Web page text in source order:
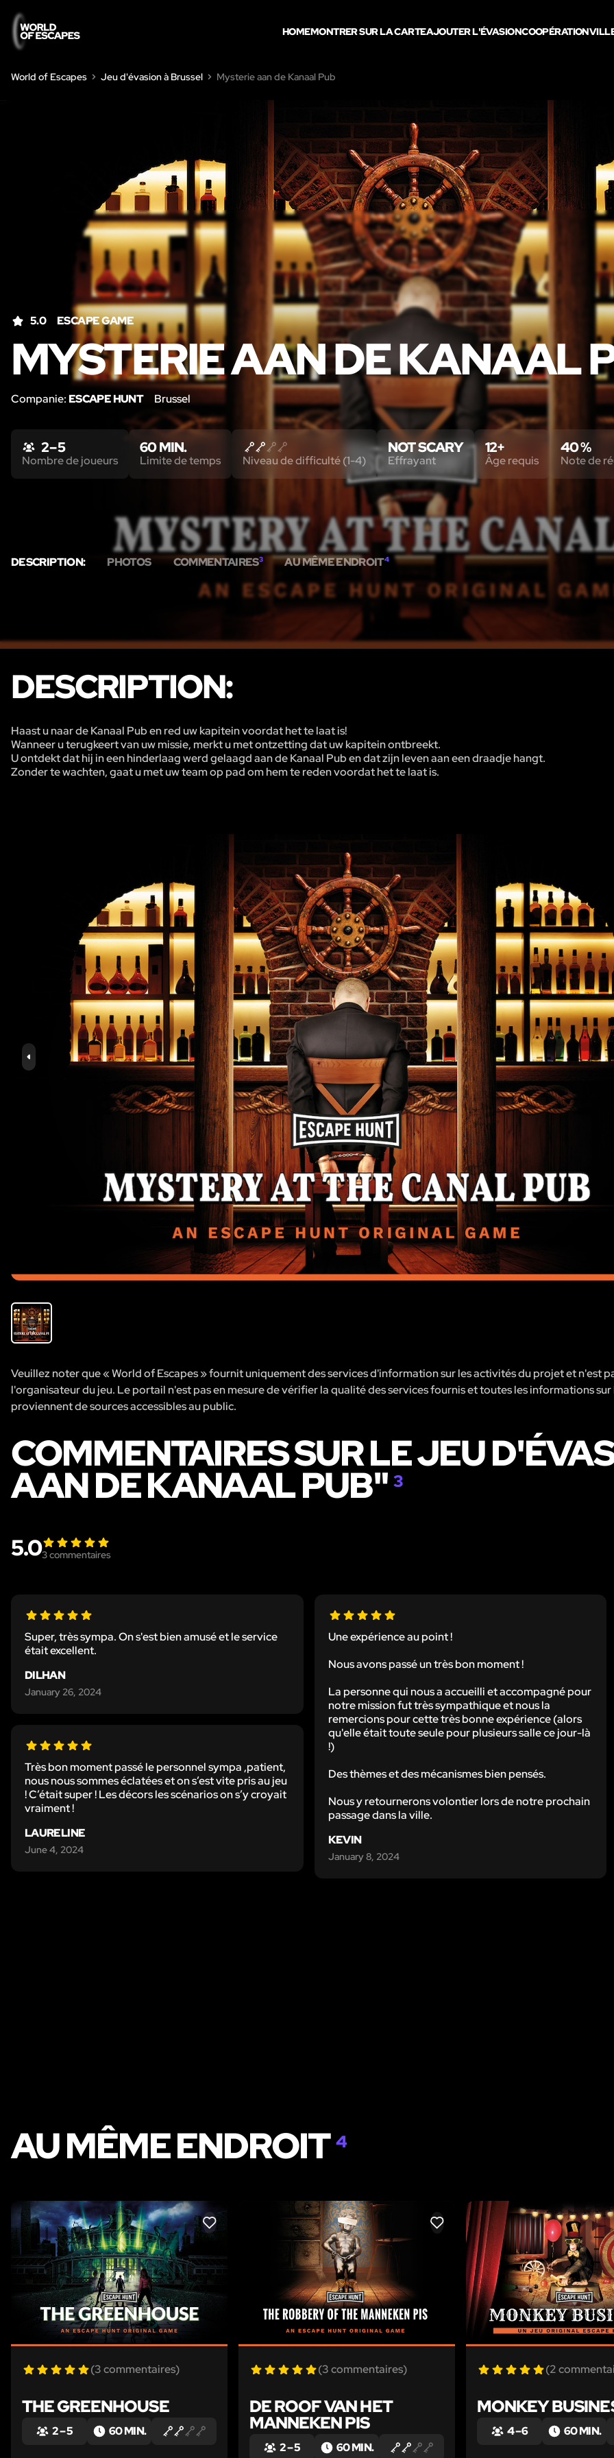
HOMEMONTRER SUR LA CARTEAJOUTER L'ÉVASIONCOOPÉRATION
World of Escapes Jeu d'évasion à Brussel Mysterie aan de Kanaal Pub
5.0 ESCAPE GAME
MYSTERIE AAN DE KANAAL
Companie: ESCAPE HUNT Brussel
DESCRIPTION: PHOTOS COMMENTAIRES3 AU MÊME ENDROIT4
2 – 5
Nombre de joueurs
60 MIN.
Limite de temps Niveau de difficulté (1-4)
NOT SCARY
Effrayant
12+
Âge requis
40 %
Note de
DESCRIPTION:
Haast u naar de Kanaal Pub en red uw kapitein voordat het te laat is!
Wanneer u terugkeert van uw missie, merkt u met ontzetting dat uw kapitein ontbreekt.
U ontdekt dat hij in een hinderlaag werd gelaagd aan de Kanaal Pub en dat zijn leven aan een draadje hangt.
Zonder te wachten, gaat u met uw team op pad om hem te reden voordat het te laat is.
Veuillez noter que « World of Escapes » fournit uniquement des services d'information sur les activités du projet et n'est
l'organisateur du jeu. Le portail n'est pas en mesure de vérifier la qualité des services fournis et toutes les informations
proviennent de sources accessibles au public.
COMMENTAIRES SUR LE JEU
AAN DE KANAAL PUB"3
5.03commentaires
Super, très sympa. On s'est bien amusé et le service
était excellent.
DILHAN
January 26, 2024
Très bon moment passé le personnel sympa ,patient,
nous nous sommes éclatées et on s’est vite pris au jeu
! C’était super ! Les décors les scénarios on s’y croyait
vraiment !
LAURELINE
June 4, 2024
Une expérience au point !
Nous avons passé un très bon moment !
La personne qui nous a accueilli et accompagné pour
notre mission fut très sympathique et nous la
remercions pour cette très bonne expérience (alors
qu'elle était toute seule pour plusieurs salle ce jour-là
!)
Des thèmes et des mécanismes bien pensés.
Nous y retournerons volontier lors de notre prochain
passage dans la ville.
KEVIN
January 8, 2024
AU MÊME ENDROIT 4
LIKE
(3 commentaires)
THE GREENHOUSE
2 – 5 60 MIN.
LIKE
(3 commentaires)
DE ROOF VAN HET
MANNEKEN PIS
2 – 5 60 MIN.
(2
MONKEY
4 – 6 60 MIN.